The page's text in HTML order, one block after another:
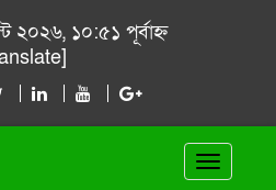
২০২৬, ১০:৫১ পূর্বাহ্ন
Toggle